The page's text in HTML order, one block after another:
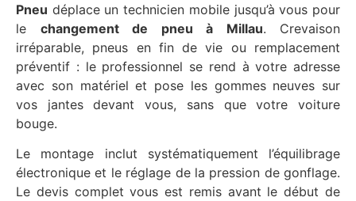
Pneu déplace un technicien mobile jusqu’à vous pour
le changement de pneu à Millau. Crevaison
irréparable, pneus en fin de vie ou remplacement
préventif : le professionnel se rend à votre adresse
avec son matériel et pose les gommes neuves sur
vos jantes devant vous, sans que votre voiture
bouge.
Le montage inclut systématiquement l’équilibrage
électronique et le réglage de la pression de gonflage.
Le devis complet vous est remis avant le début de